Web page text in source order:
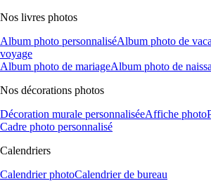
Nos livres photos
Album photo personnaliséAlbum photo de
voyage
Album photo de mariageAlbum photo de
Nos décorations photos
Décoration murale personnaliséeAffiche photo
Cadre photo personnalisé
Calendriers
Calendrier photoCalendrier de bureau